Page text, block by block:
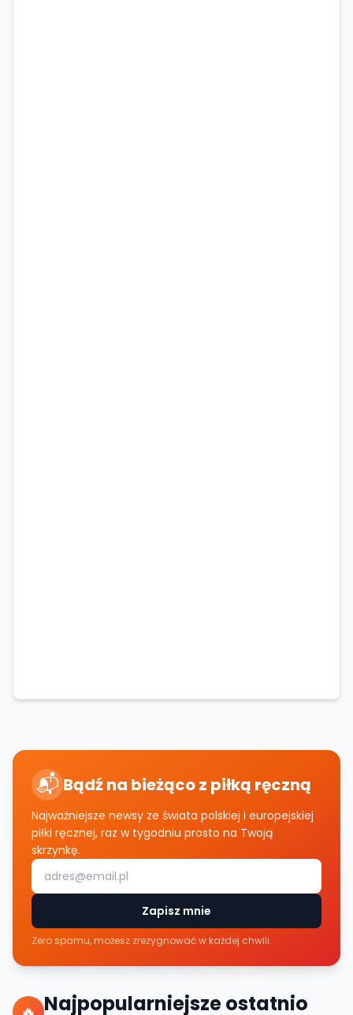
📬 Bądź na bieżąco z piłką ręczną
Najważniejsze newsy ze świata polskiej i europejskiej
piłki ręcznej, raz w tygodniu prosto na Twoją
skrzynkę.
Zapisz mnie
Zero spamu, możesz zrezygnować w każdej chwili.
Najpopularniejsze ostatnio